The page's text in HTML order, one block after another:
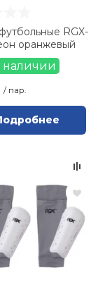
Ролики для
Упоры для
Утяжелители
Эспандеры и
Аксессуары
йоги
Медболы
RGX-
оранжевый
наличии
/ пар.